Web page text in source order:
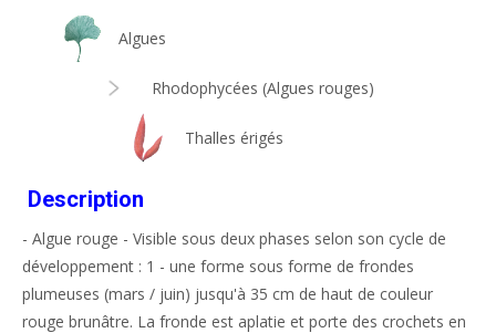
Algues
Rhodophycées (Algues rouges)
Thalles érigés
Description
- Algue rouge - Visible sous deux phases selon son cycle de
développement : 1 - une forme sous forme de frondes
plumeuses (mars / juin) jusqu'à 35 cm de haut de couleur
rouge brunâtre. La fronde est aplatie et porte des crochets en